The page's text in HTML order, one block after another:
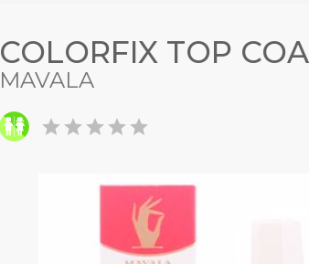
COLORFIX TOP
MAVALA
starstarstarstarstar